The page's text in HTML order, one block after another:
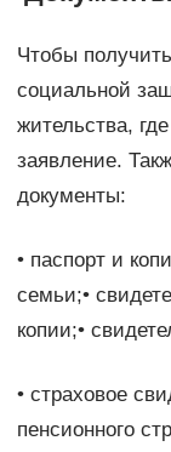
Чтобы
социальной
жительства,
заявление.
документы:
• паспорт и
семьи;•
копии;•
• cтраховое
пенсионного